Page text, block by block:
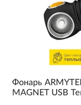
Фонарь
MAGNET USB